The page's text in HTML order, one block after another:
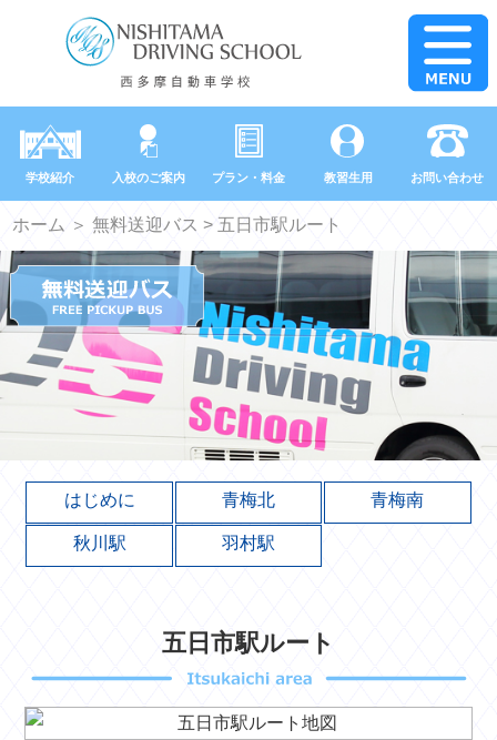
学校紹介 入校のご案内 プラン・料金 教習生用 お問い合わせ
ホーム ＞無料送迎バス > 五日市駅ルート
はじめに 青梅北 青梅南
秋川駅 羽村駅
五日市駅ルート